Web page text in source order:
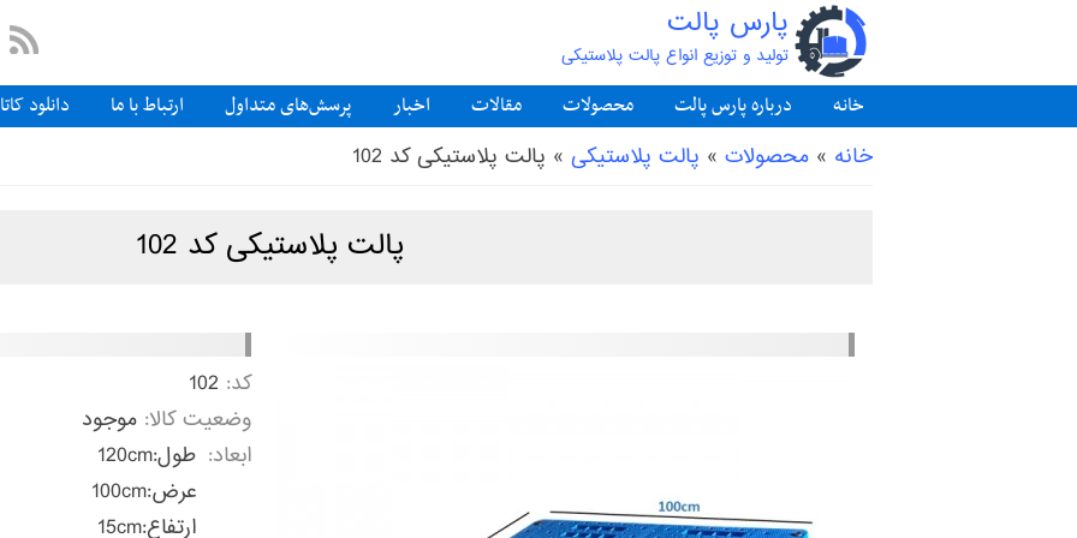
پارس پالت
تولید و توزیع انواع پالت پلاستیکی
خانه درباره پارس پالت محصولات مقالات اخبار پرسش‌های متداول ارتباط با ما دانلود
شما اینجا هستید
خانه » محصولات » پالت پلاستیکی » پالت پلاستیکی کد 102
پالت پلاستیکی کد 102
کد: 102
وضعیت کالا: موجود
ابعاد: طول:120cm
عرض:100cm
ارتفاع:15cm